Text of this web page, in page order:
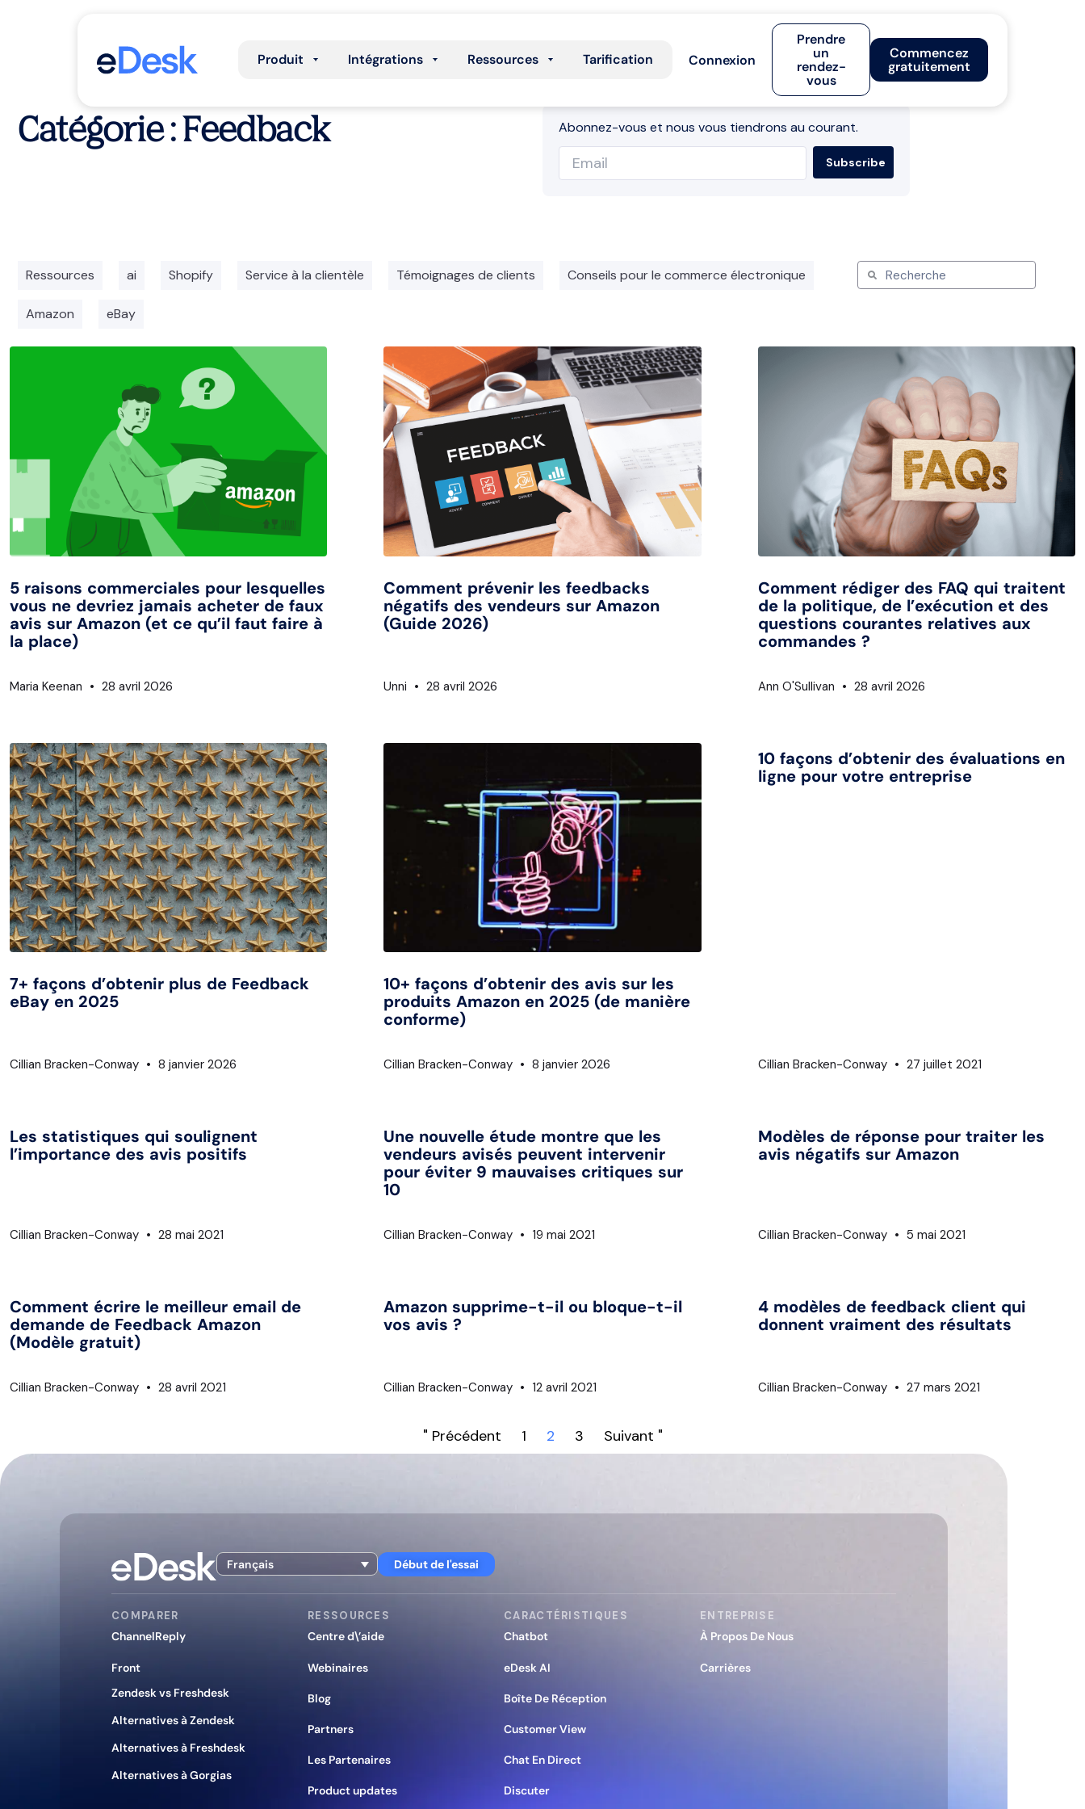
Produit Intégrations Ressources Tarification Connexion
Prendre
un
rendez-
vous
Commencez
gratuitement
Catégorie : Feedback Abonnez-vous et nous vous tiendrons au courant.
Ressources ai Shopify Service à la clientèle Témoignages de clients Conseils pour le commerce électronique
Amazon eBay
5 raisons commerciales pour lesquelles
vous ne devriez jamais acheter de faux
avis sur Amazon (et ce qu’il faut faire à
la place)
Maria Keenan 28 avril 2026
Comment prévenir les feedbacks
négatifs des vendeurs sur Amazon
(Guide 2026)
Unni 28 avril 2026
Comment rédiger des FAQ qui traitent
de la politique, de l’exécution et des
questions courantes relatives aux
commandes ?
Ann O'Sullivan 28 avril 2026
7+ façons d’obtenir plus de Feedback
eBay en 2025
Cillian Bracken-Conway 8 janvier 2026
10+ façons d’obtenir des avis sur les
produits Amazon en 2025 (de manière
conforme)
Cillian Bracken-Conway 8 janvier 2026
10 façons d’obtenir des évaluations en
ligne pour votre entreprise
Cillian Bracken-Conway 27 juillet 2021
Les statistiques qui soulignent
l’importance des avis positifs
Cillian Bracken-Conway 28 mai 2021
Une nouvelle étude montre que les
vendeurs avisés peuvent intervenir
pour éviter 9 mauvaises critiques sur
10
Cillian Bracken-Conway 19 mai 2021
Modèles de réponse pour traiter les
avis négatifs sur Amazon
Cillian Bracken-Conway 5 mai 2021
Comment écrire le meilleur email de
demande de Feedback Amazon
(Modèle gratuit)
Cillian Bracken-Conway 28 avril 2021
Amazon supprime-t-il ou bloque-t-il
vos avis ?
Cillian Bracken-Conway 12 avril 2021
4 modèles de feedback client qui
donnent vraiment des résultats
Cillian Bracken-Conway 27 mars 2021
" Précédent 1 2 3 Suivant "
Français Début de l'essai
COMPARER
ChannelReply
Front
Zendesk vs Freshdesk
Alternatives à Zendesk
Alternatives à Freshdesk
Alternatives à Gorgias
RESSOURCES
Centre d\’aide
Webinaires
Blog
Partners
Les Partenaires
Product updates
CARACTÉRISTIQUES
Chatbot
eDesk AI
Boîte De Réception
Customer View
Chat En Direct
Discuter
ENTREPRISE
À Propos De Nous
Carrières